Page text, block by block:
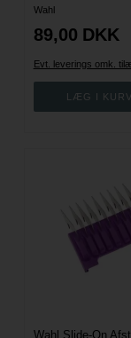
Wahl
89,00 DKK
Evt. leverings omk.